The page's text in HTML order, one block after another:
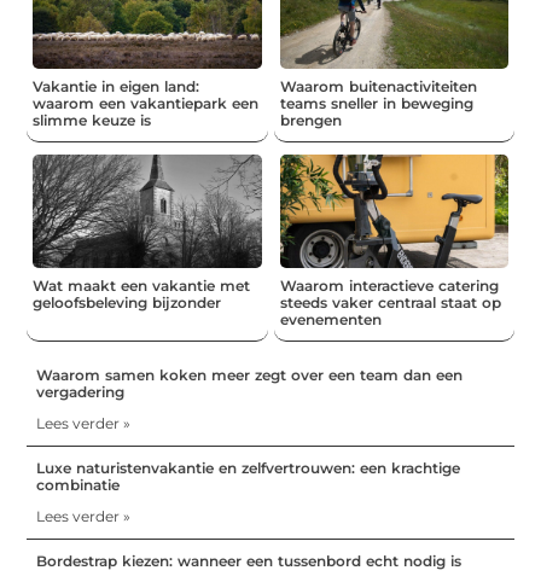
Vakantie in eigen land:
waarom een vakantiepark een
slimme keuze is
Waarom buitenactiviteiten
teams sneller in beweging
brengen
Wat maakt een vakantie met
geloofsbeleving bijzonder
Waarom interactieve catering
steeds vaker centraal staat op
evenementen
Waarom samen koken meer zegt over een team dan een
vergadering
Lees verder »
Luxe naturistenvakantie en zelfvertrouwen: een krachtige
combinatie
Lees verder »
Bordestrap kiezen: wanneer een tussenbord echt nodig is